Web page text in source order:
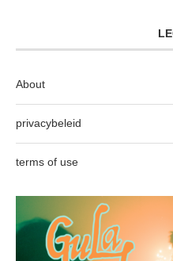
About
privacybeleid
terms of use